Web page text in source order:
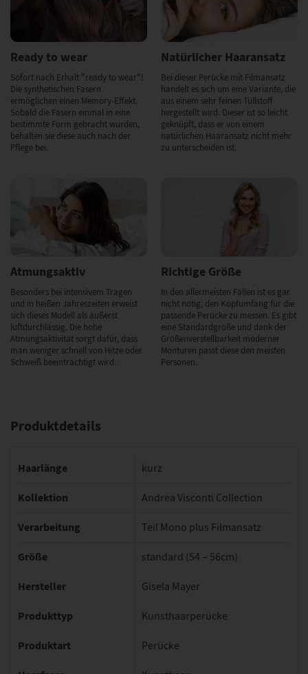
Ready to wear
Sofort nach Erhalt "ready to wear"!
Die synthetischen Fasern
ermöglichen einen Memory-Effekt.
Sobald die Fasern einmal in eine
bestimmte Form gebracht wurden,
behalten sie diese auch nach der
Pflege bei.
Natürlicher Haaransatz
Bei dieser Perücke mit Filmansatz
handelt es sich um eine Variante, die
aus einem sehr feinen Tüllstoff
hergestellt wird. Dieser ist so leicht
geknüpft, dass er von einem
natürlichen Haaransatz nicht mehr
zu unterscheiden ist.
Atmungsaktiv
Besonders bei intensivem Tragen
und in heißen Jahreszeiten erweist
sich dieses Modell als äußerst
luftdurchlässig. Die hohe
Atmungsaktivität sorgt dafür, dass
man weniger schnell von Hitze oder
Schweiß beeinträchtigt wird.
Richtige Größe
In den allermeisten Fällen ist es gar
nicht nötig, den Kopfumfang für die
passende Perücke zu messen. Es gibt
eine Standardgröße und dank der
Größenverstellbarkeit moderner
Monturen passt diese den meisten
Personen.
Produktdetails
Haarlänge kurz
Kollektion Andrea Visconti Collection
Verarbeitung Teil Mono plus Filmansatz
Größe standard (54 – 56cm)
Hersteller Gisela Mayer
Produkttyp Kunsthaarperücke
Produktart Perücke